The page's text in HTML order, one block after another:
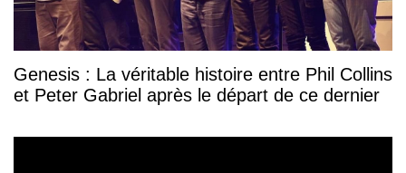
Genesis : La véritable histoire entre Phil Collins
et Peter Gabriel après le départ de ce dernier